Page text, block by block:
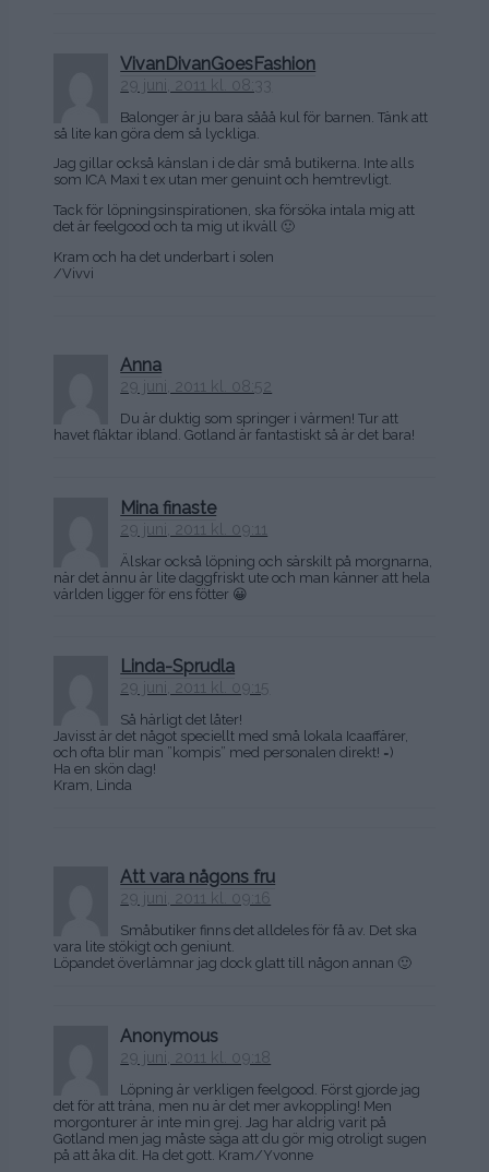
VivanDivanGoesFashion
29 juni, 2011 kl. 08:33
Balonger är ju bara sååå kul för barnen. Tänk att
så lite kan göra dem så lyckliga.
Jag gillar också känslan i de där små butikerna. Inte alls
som ICA Maxi t ex utan mer genuint och hemtrevligt.
Tack för löpningsinspirationen, ska försöka intala mig att
det är feelgood och ta mig ut ikväll 🙂
Kram och ha det underbart i solen
/Vivvi
Anna
29 juni, 2011 kl. 08:52
Du är duktig som springer i värmen! Tur att
havet fläktar ibland. Gotland är fantastiskt så är det bara!
Mina finaste
29 juni, 2011 kl. 09:11
Älskar också löpning och särskilt på morgnarna,
när det ännu är lite daggfriskt ute och man känner att hela
världen ligger för ens fötter 😀
Linda-Sprudla
29 juni, 2011 kl. 09:15
Så härligt det låter!
Javisst är det något speciellt med små lokala Icaaffärer,
och ofta blir man ”kompis” med personalen direkt! =)
Ha en skön dag!
Kram, Linda
Att vara någons fru
29 juni, 2011 kl. 09:16
Småbutiker finns det alldeles för få av. Det ska
vara lite stökigt och geniunt.
Löpandet överlämnar jag dock glatt till någon annan 🙂
Anonymous
29 juni, 2011 kl. 09:18
Löpning är verkligen feelgood. Först gjorde jag
det för att träna, men nu är det mer avkoppling! Men
morgonturer är inte min grej. Jag har aldrig varit på
Gotland men jag måste säga att du gör mig otroligt sugen
på att åka dit. Ha det gott. Kram/Yvonne